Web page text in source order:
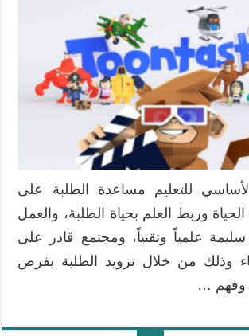
للتعليم مساعدة الطلبة على
وربط العلم بحياة الطلبة، والعمل
سليمة علمياً وتقنياً، ومجتمع قادر على
وذلك من خلال تزويد الطلبة بفرص
وفهم …